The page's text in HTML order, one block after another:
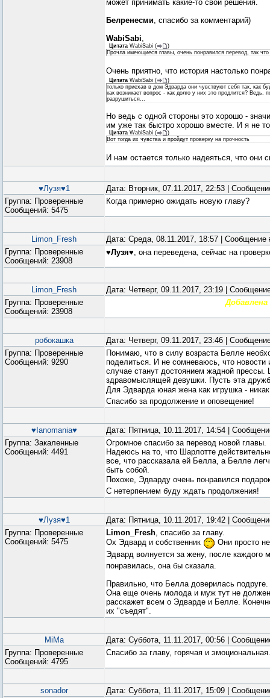
может принимать какие-то свои решения.
Белренесми, спасибо за комментарий)
WabiSabi,
Цитата WabiSabi (
)
Прочла имеющиеся главы, очень понравился перевод, так
Очень приятно, что история настолько
Цитата WabiSabi (
)
только приехав в дом Эдварда они чувствуют себя так, как
как возникает вопрос - как долго у них это продлится?
разрушиться...
Но ведь с одной стороны это хорошо -
им уже так быстро хорошо вместе. И я не
Цитата WabiSabi (
)
Вот тогда их чувства и пройдут проверку на прочность
И нам остается только надеяться, что они
♥Лузя♥1
Дата: Вторник, 07.11.2017, 22:53 |
Группа: Проверенные
Сообщений: 5475
Когда примерно ожидать новую главу?
Limon_Fresh
Дата: Среда, 08.11.2017, 18:57 |
Группа: Проверенные
Сообщений: 23908
♥Лузя♥, она переведена, сейчас на
Limon_Fresh
Дата: Четверг, 09.11.2017, 23:19 |
Группа: Проверенные
Сообщений: 23908
Добавлена
робокашка
Дата: Четверг, 09.11.2017, 23:46 |
Группа: Проверенные
Сообщений: 9290
Понимаю, что в силу возраста Белле
поделиться. И не сомневаюсь, что
случае станут достоянием жадной прессы.
здравомыслящей девушки. Пусть эта
Для Эдварда юная жена как игрушка -
Спасибо за продолжение и оповещение!
♥Ianomania♥
Дата: Пятница, 10.11.2017, 14:54 |
Группа: Закаленные
Сообщений: 4491
Огромное спасибо за перевод новой главы.
Надеюсь на то, что Шарлотте
все, что рассказала ей Белла, а Белле
быть собой.
Похоже, Эдварду очень понравился
С нетерпением буду ждать продолжения!
♥Лузя♥1
Дата: Пятница, 10.11.2017, 19:42 |
Группа: Проверенные
Сообщений: 5475
Limon_Fresh, спасибо за главу.
Ох Эдвард и собственник
Они просто
Эдвард волнуется за жену, после каждого
понравилась, она бы сказала.
Правильно, что Белла доверилась
Она еще очень молода и муж тут не
расскажет всем о Эдварде и Белле.
их "съедят".
MiMa
Дата: Суббота, 11.11.2017, 00:56 |
Группа: Проверенные
Сообщений: 4795
Спасибо за главу, горячая и эмоциональная.
sonador
Дата: Суббота, 11.11.2017, 15:09 |